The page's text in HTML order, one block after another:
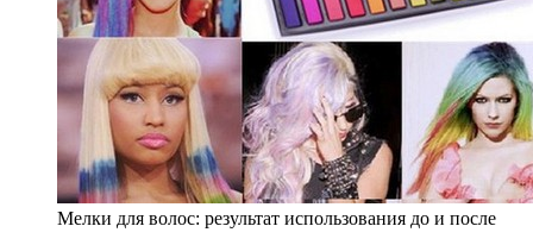
Мелки для волос: результат использования до и после